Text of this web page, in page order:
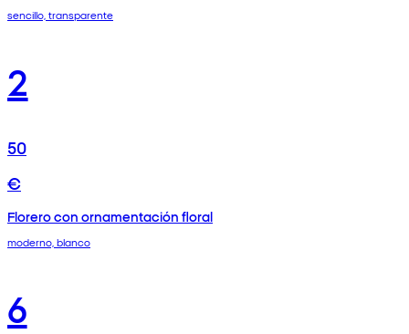
sencillo, transparente
2
50
€
Florero con ornamentación floral
moderno, blanco
6